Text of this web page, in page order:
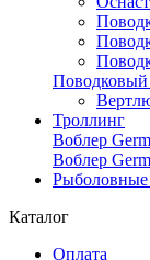
Поводковый
Троллинг
Воблер
Воблер
Рыболовные
Каталог
Оплата